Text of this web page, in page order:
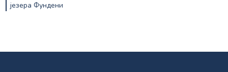
језера Фундени